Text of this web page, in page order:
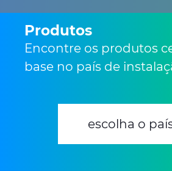
Produtos
Encontre os produtos
base no país de
escolha o